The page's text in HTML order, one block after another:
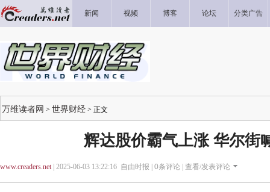
新闻 视频 博客 论坛 分类广告
万维读者网 > 世界财经 > 正文
辉达股价霸气上涨 华尔街
www.creaders.net| 2025-06-03 13:22:16 自由时报 | 0条评论 | 查看/发表评论